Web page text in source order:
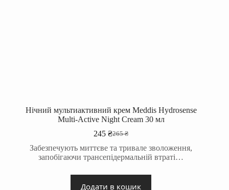
Нічний мультиактивний крем Meddis Hydrosense
Multi-Active Night Cream 30 мл
265₴
Оригінальна
ціна:
265 ₴.
245₴Поточна
ціна:
245 ₴.
Забезпечують миттєве та тривале зволоження,
запобігаючи трансепідермальній втраті…
Додати в кошик